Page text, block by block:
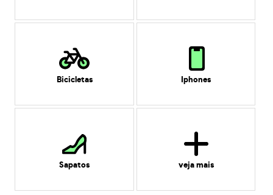
Bicicletas Iphones
Sapatos veja mais